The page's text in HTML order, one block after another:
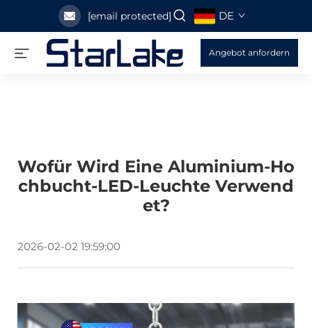
[email protected] DE
Angebot anfordern
Wofür Wird Eine Aluminium-Ho
Chbucht-LED-Leuchte Verwend
Et?
2026-02-02 19:59:00